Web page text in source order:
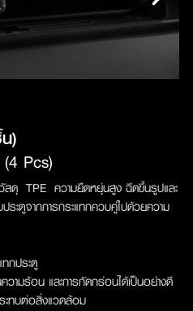
)
Pcs)
สดุ TPE ความยืดหยุ่นสูง ฉีดขึ้นรูปและ
ะตูจากการกระแทกควบคู่ไปด้วยความ
กประตู
ามร้อน และการกัดกร่อนได้เป็นอย่างดี
ะทบต่อสิ่งแวดล้อม